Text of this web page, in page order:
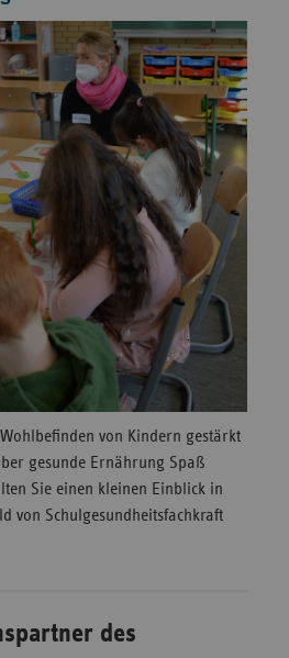
von Kindern gestärkt
gesunde Ernährung Spaß
Sie einen kleinen Einblick in
von Schulgesundheitsfachkraft
des